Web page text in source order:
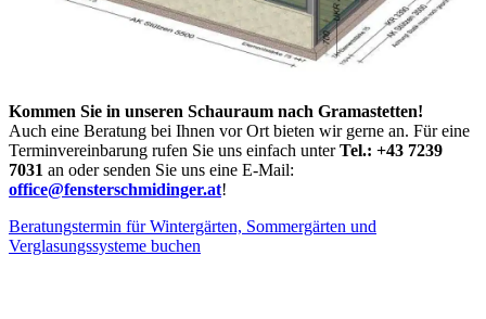
Kommen Sie in unseren Schauraum nach Gramastetten!
Auch eine Beratung bei Ihnen vor Ort bieten wir gerne an. Für eine
Terminvereinbarung rufen Sie uns einfach unterTel.: +43 7239
7031 an oder senden Sie uns eine E-Mail:
office@fensterschmidinger.at!
Beratungstermin für Wintergärten, Sommergärten und
Verglasungssysteme buchen